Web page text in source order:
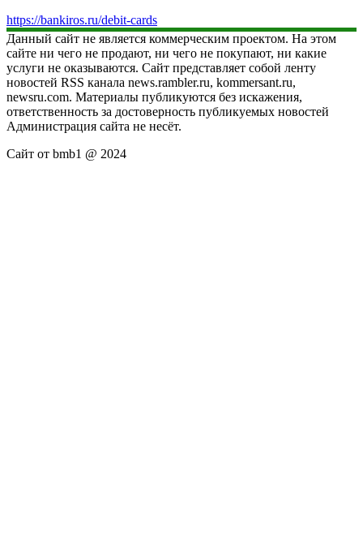
https://bankiros.ru/debit-cards
Данный сайт не является коммерческим проектом. На этом
сайте ни чего не продают, ни чего не покупают, ни какие
услуги не оказываются. Сайт представляет собой ленту
новостей RSS канала news.rambler.ru, kommersant.ru,
newsru.com. Материалы публикуются без искажения,
ответственность за достоверность публикуемых новостей
Администрация сайта не несёт.
Сайт от bmb1 @ 2024